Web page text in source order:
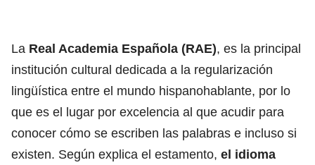
La Real Academia Española (RAE), es la principal
institución cultural dedicada a la regularización
lingüística entre el mundo hispanohablante, por lo
que es el lugar por excelencia al que acudir para
conocer cómo se escriben las palabras e incluso si
existen. Según explica el estamento, el idioma